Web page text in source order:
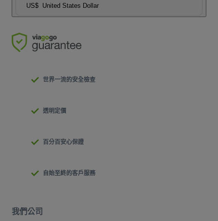
US$ United States Dollar
世界一流的安全檢查
透明定價
百分百安心保證
自始至終的客戶服務
我們公司